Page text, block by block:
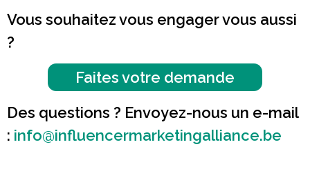
Vous souhaitez vous engager vous aussi
?
Faites votre demande
Des questions ? Envoyez-nous un e-mail
: info@influencermarketingalliance.be